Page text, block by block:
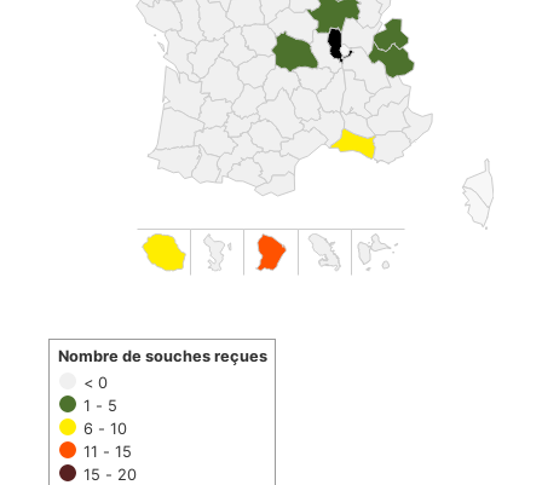
< 0
1 - 5
6 - 10
11 - 15
15 - 20
Nombre de souches reçues